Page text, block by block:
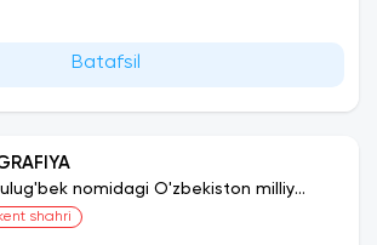
Batafsil
ulug'bek nomidagi O'zbekiston milliy
shahri